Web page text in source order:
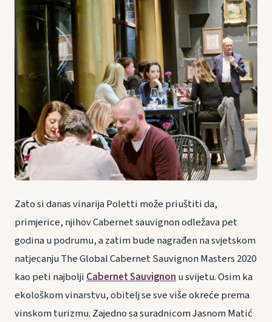
Zato si danas vinarija Poletti može priuštiti da,
primjerice, njihov Cabernet sauvignon odležava pet
godina u podrumu, a zatim bude nagrađen na svjetskom
natjecanju The Global Cabernet Sauvignon Masters 2020
kao peti najboljiCabernet Sauvignonu svijetu. Osim ka
ekološkom vinarstvu, obitelj se sve više okreće prema
vinskom turizmu. Zajedno sa suradnicom Jasnom Matić